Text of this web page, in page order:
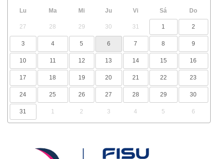
Lu Ma Mi Ju Vi Sá Do
27 28 29 30 31 1 2
3 4 5 6 7 8 9
10 11 12 13 14 15 16
17 18 19 20 21 22 23
24 25 26 27 28 29 30
31 1 2 3 4 5 6